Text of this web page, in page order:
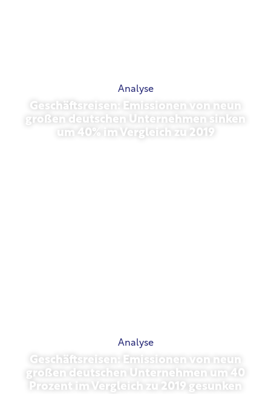
Analyse
Geschäftsreisen: Emissionen von neun
großen deutschen Unternehmen sinken
um 40% im Vergleich zu 2019
Analyse
Geschäftsreisen: Emissionen von neun
großen deutschen Unternehmen um 40
Prozent im Vergleich zu 2019 gesunken